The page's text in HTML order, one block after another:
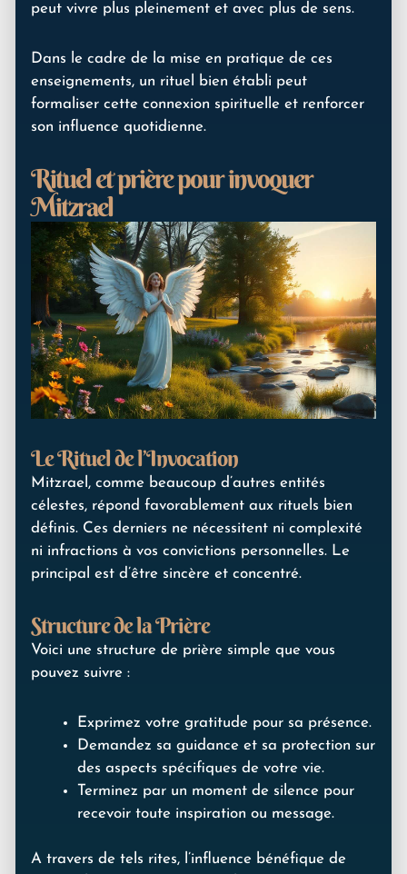
peut vivre plus pleinement et avec plus de sens.
Dans le cadre de la mise en pratique de ces
enseignements, un rituel bien établi peut
formaliser cette connexion spirituelle et renforcer
son influence quotidienne.
Rituel et prière pour invoquer
Mitzrael
Le Rituel de l’Invocation
Mitzrael, comme beaucoup d’autres entités
célestes, répond favorablement aux rituels bien
définis. Ces derniers ne nécessitent ni complexité
ni infractions à vos convictions personnelles. Le
principal est d’être sincère et concentré.
Structure de la Prière
Voici une structure de prière simple que vous
pouvez suivre :
Exprimez votre gratitude pour sa présence.
Demandez sa guidance et sa protection sur
des aspects spécifiques de votre vie.
Terminez par un moment de silence pour
recevoir toute inspiration ou message.
A travers de tels rites, l’influence bénéfique de